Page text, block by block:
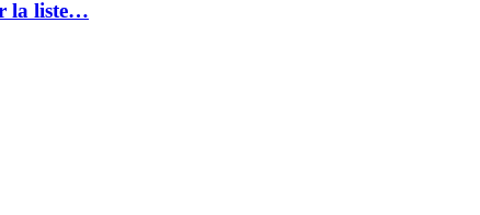
la liste…